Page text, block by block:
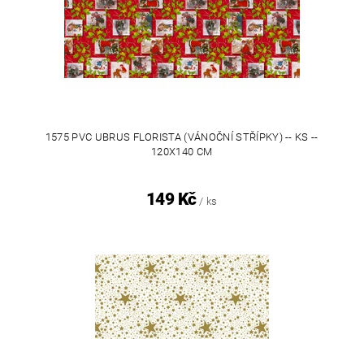
1575 PVC UBRUS FLORISTA (VÁNOČNÍ STŘÍPKY) -- KS --
120X140 CM
149 Kč / ks